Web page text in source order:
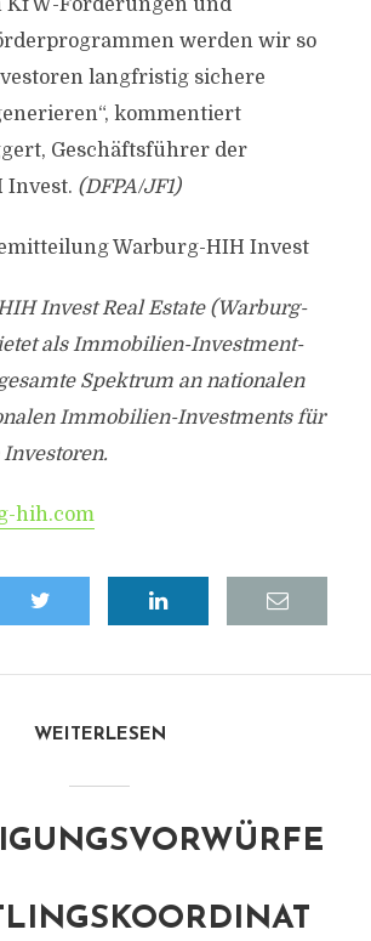
KfW-Förderungen und
werden wir so
langfristig sichere
kommentiert
Geschäftsführer der
Invest. (DFPA/JF1)
Warburg-HIH Invest
Invest Real Estate (Warburg-
als Immobilien-Investment-
Spektrum an nationalen
Immobilien-Investments für
hih.com
WEITERLESEN